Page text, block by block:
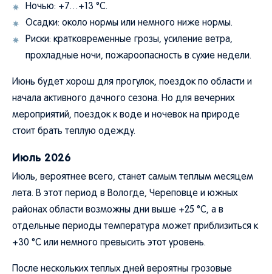
Ночью: +7…+13 °C.
Осадки: около нормы или немного ниже нормы.
Риски: кратковременные грозы, усиление ветра,
прохладные ночи, пожароопасность в сухие недели.
Июнь будет хорош для прогулок, поездок по области и
начала активного дачного сезона. Но для вечерних
мероприятий, поездок к воде и ночевок на природе
стоит брать теплую одежду.
Июль 2026
Июль, вероятнее всего, станет самым теплым месяцем
лета. В этот период в Вологде, Череповце и южных
районах области возможны дни выше +25 °C, а в
отдельные периоды температура может приблизиться к
+30 °C или немного превысить этот уровень.
После нескольких теплых дней вероятны грозовые